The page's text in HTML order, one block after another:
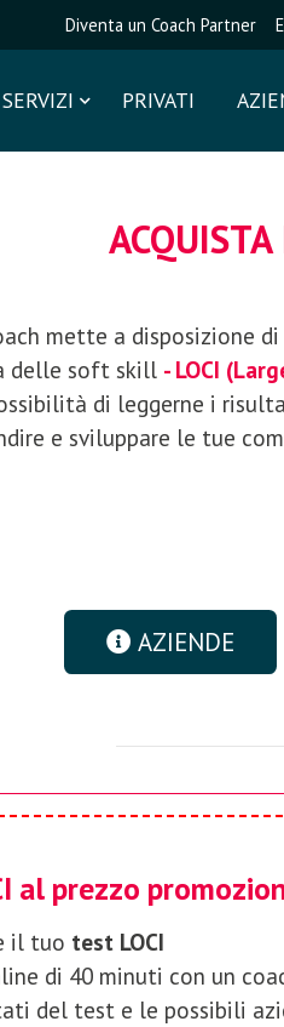
Diventa un Coach Partner
SERVIZI PRIVATI
mette a disposizione di
delle soft skill - LOCI
di leggerne i
e sviluppare le tue
AZIENDE
al prezzo
il tuo test LOCI
di 40 minuti con un
del test e le possibili